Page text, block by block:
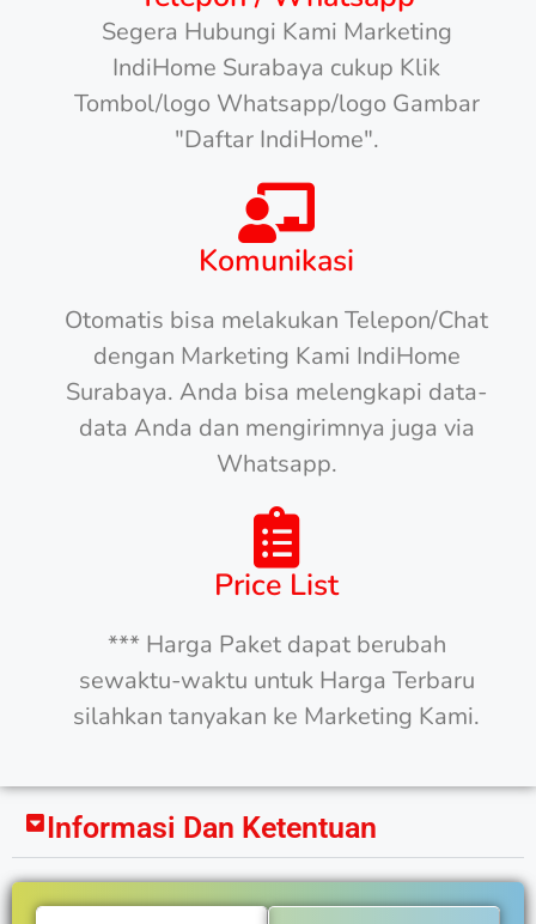
Segera Hubungi Kami Marketing
IndiHome Surabaya cukup Klik
Tombol/logo Whatsapp/logo Gambar
"Daftar IndiHome".
Komunikasi
Otomatis bisa melakukan Telepon/Chat
dengan Marketing Kami IndiHome
Surabaya. Anda bisa melengkapi data-
data Anda dan mengirimnya juga via
Whatsapp.
Price List
*** Harga Paket dapat berubah
sewaktu-waktu untuk Harga Terbaru
silahkan tanyakan ke Marketing Kami.
Informasi Dan Ketentuan